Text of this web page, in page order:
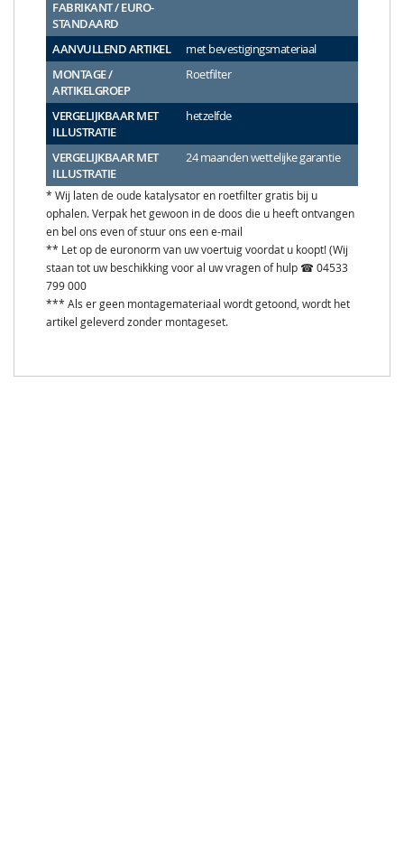
FABRIKANT / EURO-
STANDAARD
AANVULLEND ARTIKEL
met bevestigingsmateriaal
MONTAGE /
ARTIKELGROEP
Roetfilter
VERGELIJKBAAR MET
ILLUSTRATIE
hetzelfde
VERGELIJKBAAR MET
ILLUSTRATIE
24 maanden wettelijke garantie
* Wij laten de oude katalysator en roetfilter gratis bij u
ophalen. Verpak het gewoon in de doos die u heeft ontvangen
en bel ons even of stuur ons een e-mail
** Let op de euronorm van uw voertuig voordat u koopt! (Wij
staan tot uw beschikking voor al uw vragen of hulp ☎ 04533
799 000
*** Als er geen montagemateriaal wordt getoond, wordt het
artikel geleverd zonder montageset.